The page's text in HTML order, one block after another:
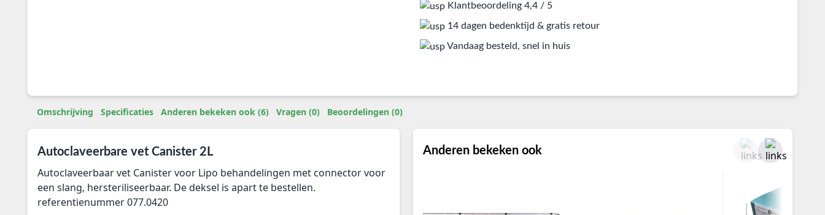
Klantbeoordeling 4,4 / 5
14 dagen bedenktijd & gratis retour
Vandaag besteld, snel in huis
Omschrijving Specificaties Anderen bekeken ook (6) Vragen (0) Beoordelingen (0)
Autoclaveerbare vet Canister 2L
Autoclaveerbaar vet Canister voor Lipo behandelingen met connector voor
een slang, hersteriliseerbaar. De deksel is apart te bestellen.
referentienummer 077.0420
Anderen bekeken ook